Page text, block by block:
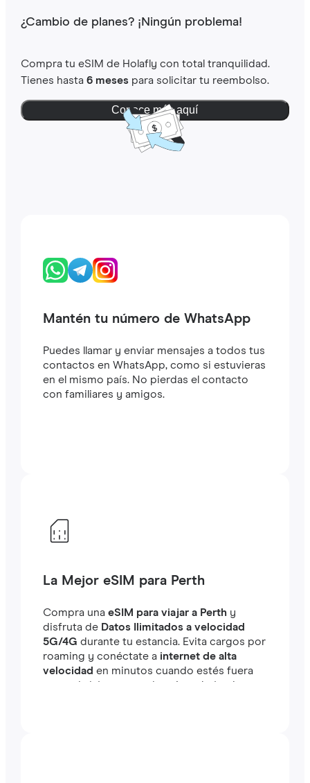
¿Cambio de planes? ¡Ningún problema!
Compra tu eSIM de Holafly con total tranquilidad.
Tienes hasta 6 mesespara solicitar tu reembolso.
Conoce más aquí
Mantén tu número de WhatsApp
Puedes llamar y enviar mensajes a todos tus
contactos en WhatsApp, como si estuvieras
en el mismo país. No pierdas el contacto
con familiares y amigos.
La Mejor eSIM para Perth
Compra una eSIM para viajar a Perth y
disfruta de Datos Ilimitados a velocidad
5G/4G durante tu estancia. Evita cargos por
roaming y conéctate a internet de alta
velocidad en minutos cuando estés fuera
tanto si viajas como si estás trabajando.